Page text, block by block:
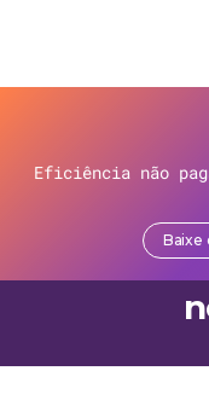
Eficiência não
Baixe
Como